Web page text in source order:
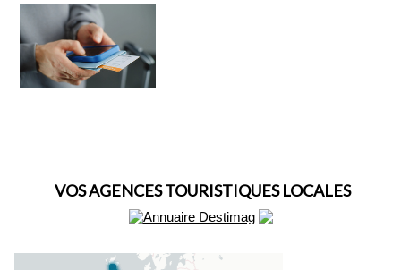
VOS AGENCES TOURISTIQUES LOCALES